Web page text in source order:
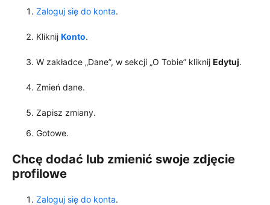
Zaloguj się do konta.
Kliknij Konto.
W zakładce „Dane”, w sekcji „O Tobie” kliknij Edytuj.
Zmień dane.
Zapisz zmiany.
Gotowe.
Chcę dodać lub zmienić swoje zdjęcie
profilowe
Zaloguj się do konta.